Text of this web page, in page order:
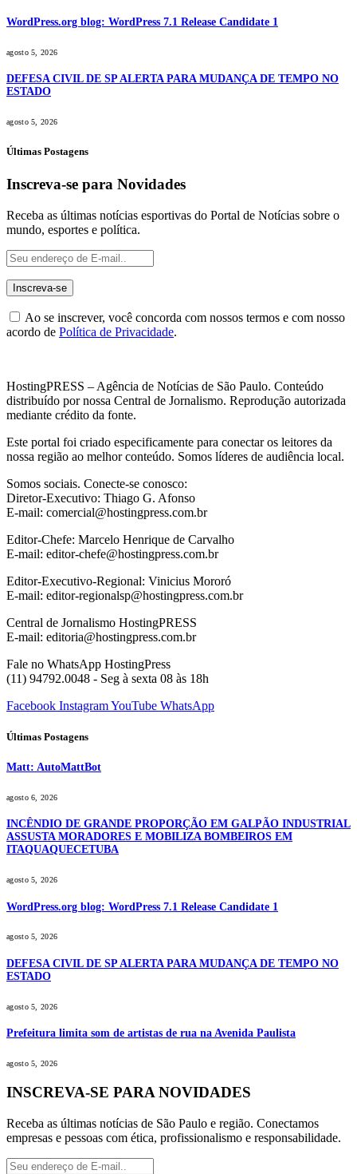
WordPress.org blog: WordPress 7.1 Release Candidate 1
agosto 5, 2026
DEFESA CIVIL DE SP ALERTA PARA MUDANÇA DE TEMPO NO
ESTADO
agosto 5, 2026
Últimas Postagens
Inscreva-se para Novidades
Receba as últimas notícias esportivas do Portal de Notícias sobre o
mundo, esportes e política.
Ao se inscrever, você concorda com nossos termos e com nosso
acordo de Política de Privacidade.
HostingPRESS – Agência de Notícias de São Paulo. Conteúdo
distribuído por nossa Central de Jornalismo. Reprodução autorizada
mediante crédito da fonte.
Este portal foi criado especificamente para conectar os leitores da
nossa região ao melhor conteúdo. Somos líderes de audiência local.
Somos sociais. Conecte-se conosco:
Diretor-Executivo: Thiago G. Afonso
E-mail: comercial@hostingpress.com.br
Editor-Chefe: Marcelo Henrique de Carvalho
E-mail: editor-chefe@hostingpress.com.br
Editor-Executivo-Regional: Vinicius Mororó
E-mail: editor-regionalsp@hostingpress.com.br
Central de Jornalismo HostingPRESS
E-mail: editoria@hostingpress.com.br
Fale no WhatsApp HostingPress
(11) 94792.0048 - Seg à sexta 08 às 18h
Facebook InstagramYouTube WhatsApp
Últimas Postagens
Matt: AutoMattBot
agosto 6, 2026
INCÊNDIO DE GRANDE PROPORÇÃO EM GALPÃO INDUSTRIAL
ASSUSTA MORADORES E MOBILIZA BOMBEIROS EM
ITAQUAQUECETUBA
agosto 5, 2026
WordPress.org blog: WordPress 7.1 Release Candidate 1
agosto 5, 2026
DEFESA CIVIL DE SP ALERTA PARA MUDANÇA DE TEMPO NO
ESTADO
agosto 5, 2026
Prefeitura limita som de artistas de rua na Avenida Paulista
agosto 5, 2026
INSCREVA-SE PARA NOVIDADES
Receba as últimas notícias de São Paulo e região. Conectamos
empresas e pessoas com ética, profissionalismo e responsabilidade.